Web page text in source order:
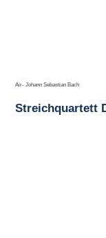
Air- Johann Sebastian Bach
Streichquartett